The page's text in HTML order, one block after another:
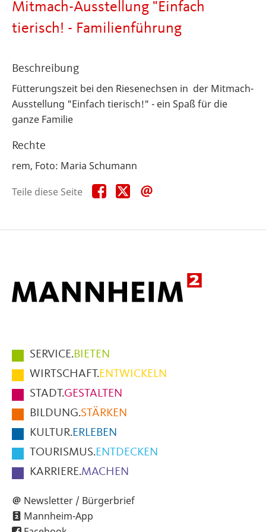
Mitmach-Ausstellung "Einfach
tierisch! - Familienführung
Beschreibung
Fütterungszeit bei den Riesenechsen in der Mitmach-
Ausstellung "Einfach tierisch!" - ein Spaß für die
ganze Familie
Rechte
rem, Foto: Maria Schumann
Teile diese Seite
Teile
diese
Teile
diese
Hauptmenüpunkte
im
Fußbereich
der
Seite
SERVICE.BIETEN
WIRTSCHAFT.ENTWICKELN
STADT.GESTALTEN
BILDUNG.STÄRKEN
KULTUR.ERLEBEN
TOURISMUS.ENTDECKEN
KARRIERE.MACHEN
Newsletter / Bürgerbrief
Mannheim-App